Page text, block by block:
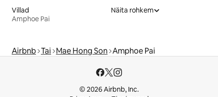
Villad
Amphoe Pai
Näita rohkem
Airbnb Tai Mae Hong Son Amphoe Pai
© 2026 Airbnb, Inc.